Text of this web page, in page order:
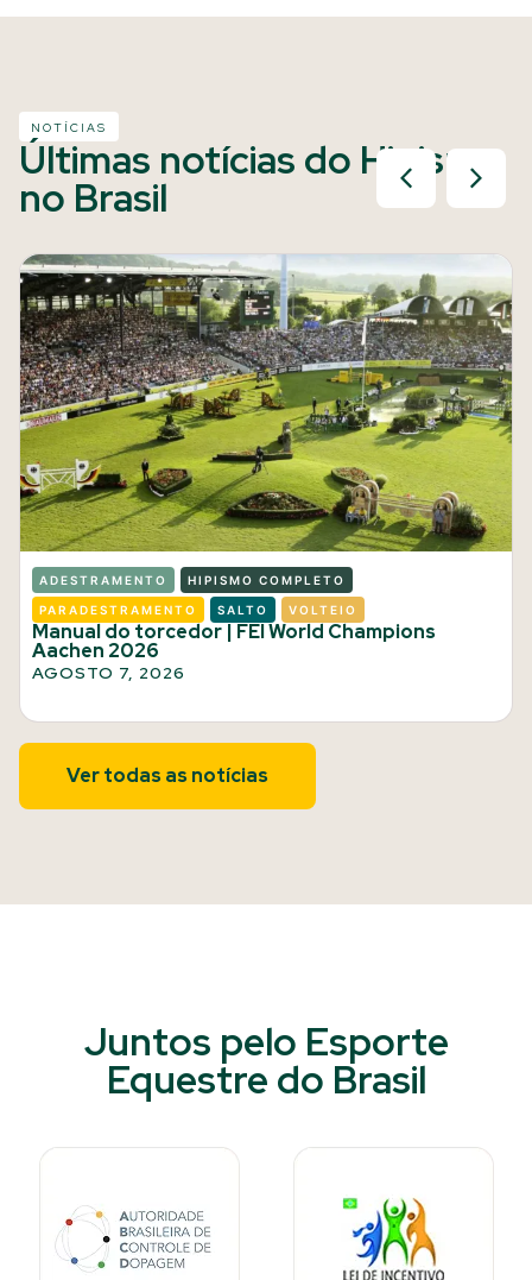
NOTÍCIAS
Últimas notícias do Hipismo
no Brasil
ADESTRAMENTO HIPISMO COMPLETO
PARADESTRAMENTO SALTO VOLTEIO
Manual do torcedor | FEI World Champions
Aachen 2026
AGOSTO 7, 2026
Ver todas as notícias
Juntos pelo Esporte
Equestre do Brasil​